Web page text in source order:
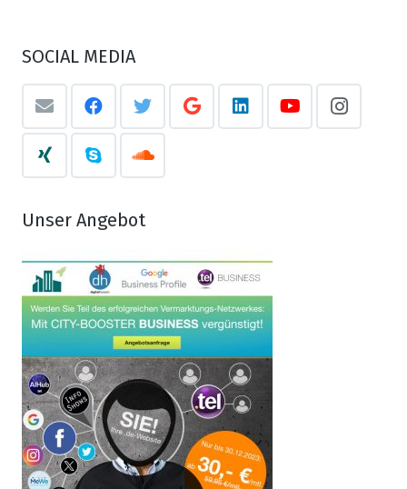
SOCIAL MEDIA
Unser Angebot